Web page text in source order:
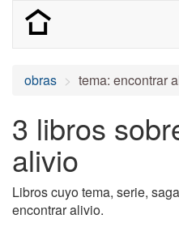
obras tema: encontrar
3 libros
alivio
Libros cuyo tema, serie,
encontrar alivio.